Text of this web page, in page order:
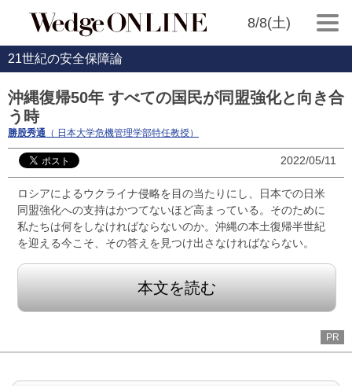
8/8(土)
21世紀の安全保障論
沖縄復帰50年 すべての国民が同盟強化と向き合
う時
勝股秀通 （ 日本大学危機管理学部特任教授）
2022/05/11
ロシアによるウクライナ侵略を目の当たりにし、日本での日米
同盟強化への支持はかつてないほど高まっている。そのために
私たちは何をしなければならないのか。沖縄の本土復帰半世紀
を迎える今こそ、その答えを見つけ出さなければならない。
本文を読む
PR